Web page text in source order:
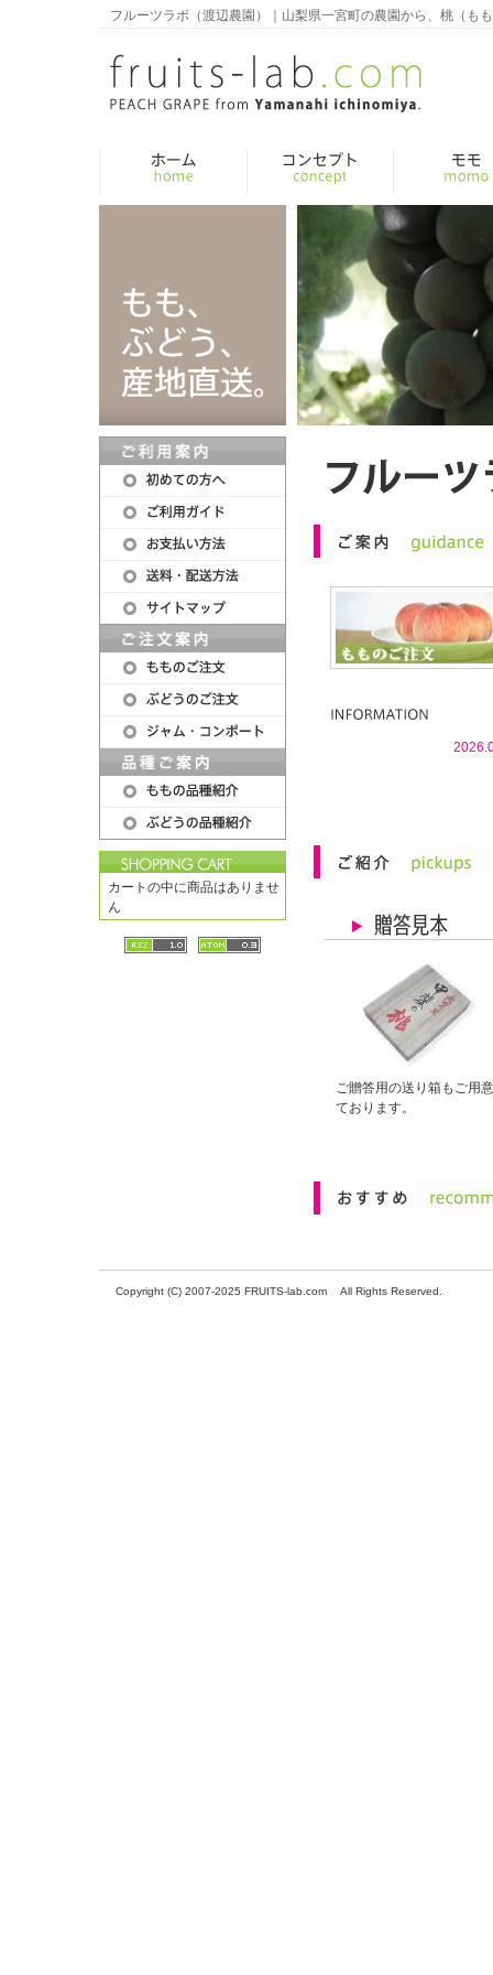
フルーツラボ（渡辺農園）｜山梨県一宮町の農園から、桃（も
カートの中に商品はありませ
ん
ご贈答用の送り箱もご用
ております。
Copyright (C) 2007-2025 FRUITS-lab.com All Rights Reserved.